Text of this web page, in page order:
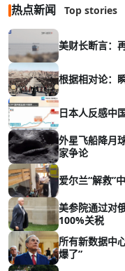
热点新闻 Top stories
美财长断言：
根据相对论：
日本人反感中
外星飞船降月
家争论
爱尔兰“解救”
美参院通过对
100%关税
所有新数据中
爆了”